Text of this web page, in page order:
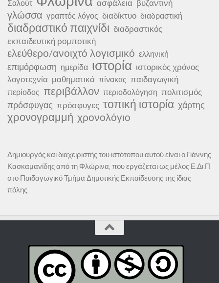
Σαλούτ ασφάλεια βυζαντινή
γλώσσα γραπτός λόγος διαδίκτυο διαδραστική
διαδραστικό παιχνίδι διαδραστικός
εκπαιδευτική ρομποτική
ελεύθερο/ανοιχτό λογισμικό ελληνική
επιμόρφωση ημερίδα ιστορία ιστορικός χρόνος
λογοτεχνία μαθηματικά πίνακας παιδαγωγική
περίοδος περιβάλλον περιοδολόγηση πολιτισμός
πρόσφυγας πρόσφυγες τοπική ιστορία χάρτης
χρονογραμμή χρονολόγιο
Δημιουργός και διαχειριστής του ιστότοπου αυτού είναι ο Γιάννης
Κασκαμανίδης από τη Φλώρινα, που εργάζεται ως μέλος Ε.Δι.Π.
στο Παιδαγωγικό Τμήμα Δημοτικής Εκπαίδευσης της ίδιας
πόλης.